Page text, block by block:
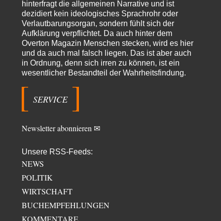
Modulationvor 15 Stunden zu:
From Field to Glass – Bio hochprozentig
statt Kaffeefahrten in die Lüneburger Heide bald Einschiffungen ab
Ostende zur Abfüllung mit Whiksy samt…
Stefan Mvor 16 Stunden zu:
Masseninvasion von Ceuta: Ein organisierter Angriff
Ja ja, das ist der Fluch der schönen neuen Smartphone-Zeit. Einer ruft und
Zehntausende dackeln…
Schattenland vor 21 Stunden zu:
Unkabarettistische Anstalten
Dem schließe ich mich 100 pro an - das deutsche politische Kabarett ist
tot (Lisa…
YaSavor 22 Stunden zu:
Dissonanzen
Kleine Korrektur: Anders als Moshe Zuckermann schildet gab es in den
1960er und 1970er Jahren…
Wolfgang Wirthvor 23 Stunden zu:
Entkernen, Umfunktionieren und (feindlich) Übernehmen
hinterfragt die allgemeinen Narrative und ist
dezidiert kein ideologisches Sprachrohr oder
Verlautbarungsorgan, sondern fühlt sich der
Aufklärung verpflichtet. Da auch hinter dem
Overton Magazin Menschen stecken, wird es hier
und da auch mal falsch liegen. Das ist aber auch
in Ordnung, denn sich irren zu können, ist ein
wesentlicher Bestandteil der Wahrheitsfindung.
SERVICE
Newsletter abonnieren ✉
Unsere RSS-Feeds:
NEWS
POLITIK
WIRTSCHAFT
BUCHEMPFEHLUNGEN
KOMMENTARE